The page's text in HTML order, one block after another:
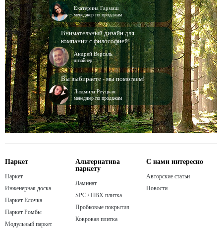
Екатерина Гармаш
менеджер по продажам
Внимательный дизайн для
компании с философией!
Андрей Версаль
дизайнер
Вы выбираете - мы помогаем!
Людмила Реуцкая
менеджер по продажам
Паркет
Паркет
Инженерная доска
Паркет Елочка
Паркет Ромбы
Модульный паркет
Альтернатива
паркету
Ламинат
SPC / ПВХ плитка
Пробковые покрытия
Ковровая плитка
С нами интересно
Авторские статьи
Новости